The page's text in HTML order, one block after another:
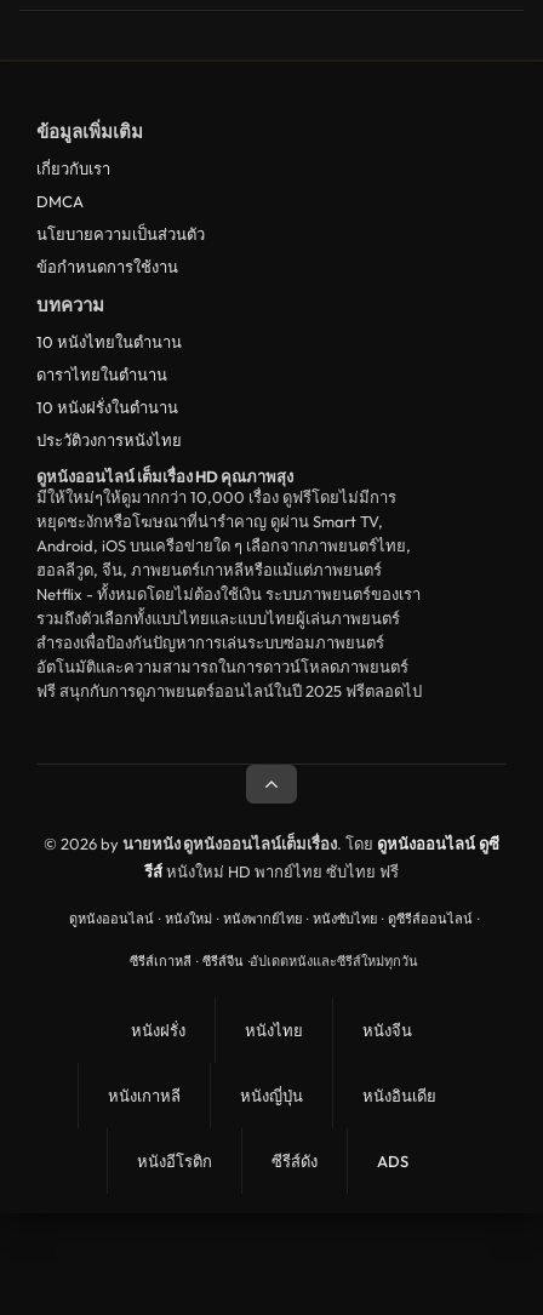
ข้อมูลเพิ่มเติม
เกี่ยวกับเรา
DMCA
นโยบายความเป็นส่วนตัว
ข้อกำหนดการใช้งาน
บทความ
10 หนังไทยในตำนาน
ดาราไทยในตำนาน
10 หนังฝรั่งในตำนาน
ประวัติวงการหนังไทย
ดูหนังออนไลน์ เต็มเรื่อง HD คุณภาพสุง
มีให้ใหม่ๆให้ดูมากกว่า 10,000 เรื่อง ดูฟรีโดยไม่มีการ
หยุดชะงักหรือโฆษณาที่น่ารำคาญ ดูผ่าน Smart TV,
Android, iOS บนเครือข่ายใด ๆ เลือกจากภาพยนตร์ไทย,
ฮอลลีวูด, จีน, ภาพยนตร์เกาหลีหรือแม้แต่ภาพยนตร์
Netflix - ทั้งหมดโดยไม่ต้องใช้เงิน ระบบภาพยนตร์ของเรา
รวมถึงตัวเลือกทั้งแบบไทยและแบบไทยผู้เล่นภาพยนตร์
สำรองเพื่อป้องกันปัญหาการเล่นระบบซ่อมภาพยนตร์
อัตโนมัติและความสามารถในการดาวน์โหลดภาพยนตร์
ฟรี สนุกกับการดูภาพยนตร์ออนไลน์ในปี 2025 ฟรีตลอดไป
© 2026 byนายหนัง ดูหนังออนไลน์เต็มเรื่อง. โดย ดูหนังออนไลน์ ดูซี
รีส์หนังใหม่ HD พากย์ไทย ซับไทย ฟรี
ดูหนังออนไลน์ · หนังใหม่ · หนังพากย์ไทย · หนังซับไทย · ดูซีรีส์ออนไลน์ ·
ซีรีส์เกาหลี · ซีรีส์จีน ·อัปเดตหนังและซีรีส์ใหม่ทุกวัน
หนังฝรั่ง หนังไทย หนังจีน
หนังเกาหลี หนังญี่ปุ่น หนังอินเดีย
หนังอีโรติก ซีรีส์ดัง ADS